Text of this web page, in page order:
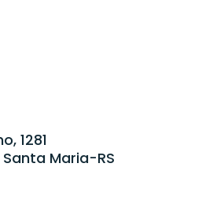
1281
Maria-RS